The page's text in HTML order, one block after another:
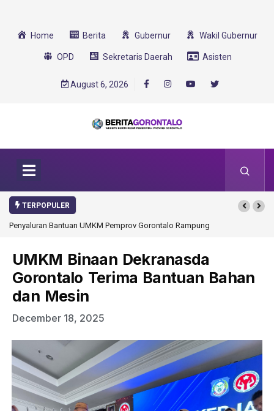
Home Berita Gubernur Wakil Gubernur
OPD Sekretaris Daerah Asisten
August 6, 2026
TERPOPULER
Bantuan UMKM Pemprov Gorontalo RampungGorontalo Ikut Dukung
UMKM Binaan Dekranasda
Gorontalo Terima Bantuan Bahan
dan Mesin
December 18, 2025